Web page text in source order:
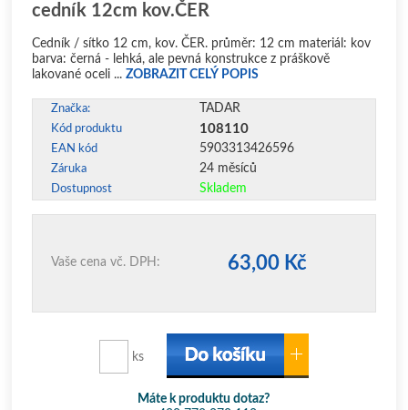
cedník 12cm kov.ČER
Cedník / sítko 12 cm, kov. ČER. průměr: 12 cm materiál: kov
barva: černá - lehká, ale pevná konstrukce z práškově
lakované oceli ... ZOBRAZIT CELÝ POPIS
Značka: TADAR
Kód produktu 108110
EAN kód 5903313426596
Záruka 24 měsíců
Dostupnost Skladem
Vaše cena vč. DPH: 63,00 Kč
ks
Máte k produktu dotaz?